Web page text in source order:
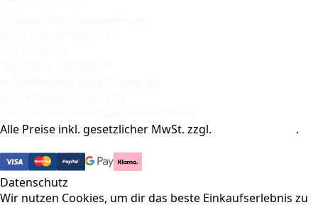
Alle Preise inkl. gesetzlicher MwSt. zzgl.
.
Datenschutz
Wir nutzen Cookies, um dir das beste Einkaufserlebnis zu